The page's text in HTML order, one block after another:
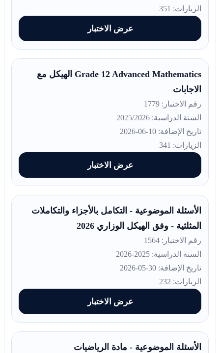
الزيارات: 351
عرض الاختبار
Grade 12 Advanced Mathematics الهيكل مع
الاجابات
رقم الاختبار: 1779
السنة الدراسية: 2025/2026
تاريخ الإضافة: 10-06-2026
الزيارات: 341
عرض الاختبار
الأسئلة الموضوعية - التكامل بالأجزاء والتكاملات
المثلثية - وفق الهيكل الوزاري 2026
رقم الاختبار: 1564
السنة الدراسية: 2025-2026
تاريخ الإضافة: 30-05-2026
الزيارات: 232
عرض الاختبار
الأسئلة الموضوعية - مادة الرياضيات